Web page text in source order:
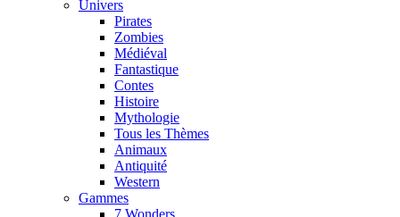
Univers
Pirates
Zombies
Médiéval
Fantastique
Contes
Histoire
Mythologie
Tous les Thèmes
Animaux
Antiquité
Western
Gammes
7 Wonders